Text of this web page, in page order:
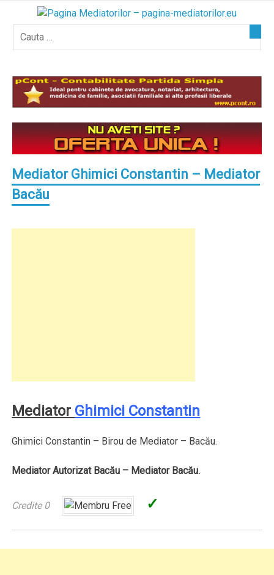
content
Mediator Ghimici Constantin – Mediator
Bacău
Mediator Ghimici Constantin
Ghimici Constantin – Birou de Mediator – Bacău.
Mediator Autorizat Bacău – Mediator Bacău.
Credite 0 ✓